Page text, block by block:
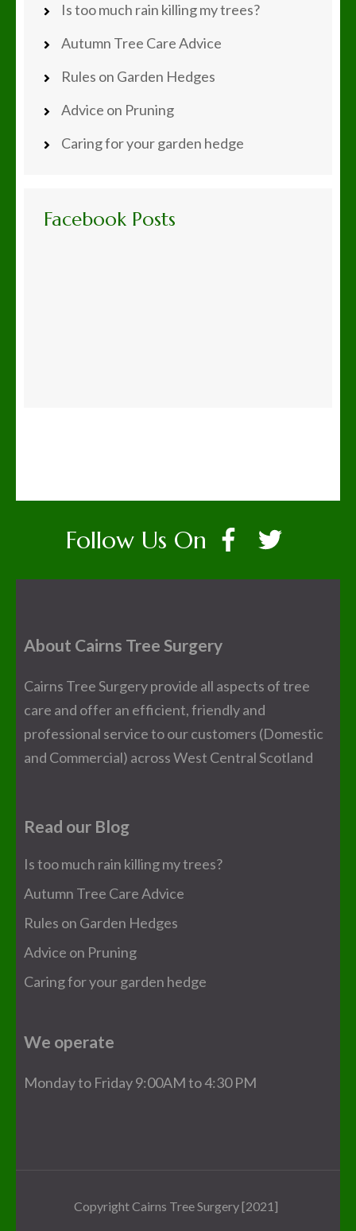
Is too much rain killing my trees?
Autumn Tree Care Advice
Rules on Garden Hedges
Advice on Pruning
Caring for your garden hedge
Facebook Posts
Follow Us On
About Cairns Tree Surgery
Cairns Tree Surgery provide all aspects of tree
care and offer an efficient, friendly and
professional service to our customers (Domestic
and Commercial) across West Central Scotland
Read our Blog
Is too much rain killing my trees?
Autumn Tree Care Advice
Rules on Garden Hedges
Advice on Pruning
Caring for your garden hedge
We operate
Monday to Friday 9:00AM to 4:30 PM
Copyright Cairns Tree Surgery [2021]